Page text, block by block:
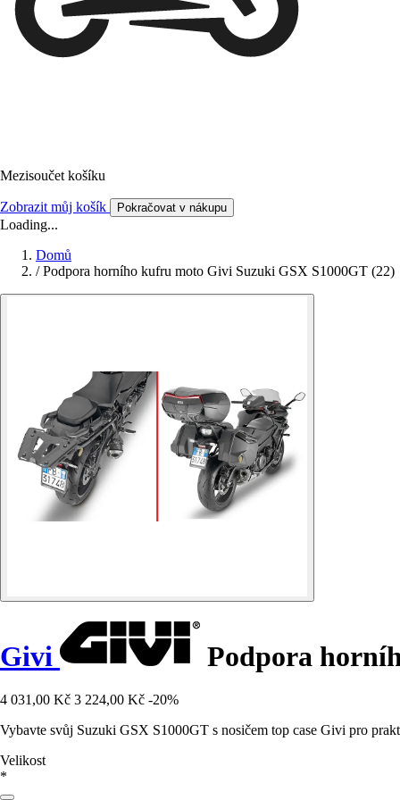
Mezisoučet košíku
Zobrazit můj košík Pokračovat v nákupu
Loading...
Domů
/ Podpora horního kufru moto Givi Suzuki GSX S1000GT (22)
Givi Podpora
4 031,00 Kč 3 224,00 Kč -20%
Vybavte svůj Suzuki GSX S1000GT s nosičem top case Givi pro
Velikost
*